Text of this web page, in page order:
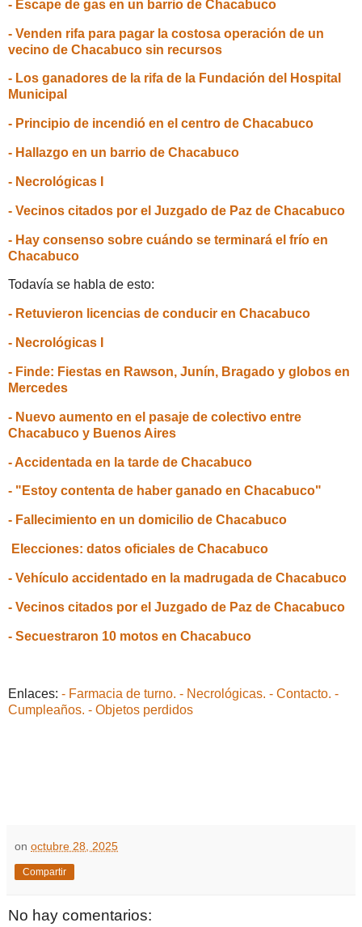
- Escape de gas en un barrio de Chacabuco
- Venden rifa para pagar la costosa operación de un
vecino de Chacabuco sin recursos
- Los ganadores de la rifa de la Fundación del Hospital
Municipal
- Principio de incendió en el centro de Chacabuco
- Hallazgo en un barrio de Chacabuco
- Necrológicas I
- Vecinos citados por el Juzgado de Paz de Chacabuco
- Hay consenso sobre cuándo se terminará el frío en
Chacabuco
Todavía se habla de esto:
- Retuvieron licencias de conducir en Chacabuco
- Necrológicas I
- Finde: Fiestas en Rawson, Junín, Bragado y globos en
Mercedes
- Nuevo aumento en el pasaje de colectivo entre
Chacabuco y Buenos Aires
- Accidentada en la tarde de Chacabuco
- "Estoy contenta de haber ganado en Chacabuco"
- Fallecimiento en un domicilio de Chacabuco
Elecciones: datos oficiales de Chacabuco
- Vehículo accidentado en la madrugada de Chacabuco
- Vecinos citados por el Juzgado de Paz de Chacabuco
- Secuestraron 10 motos en Chacabuco
Enlaces: - Farmacia de turno. - Necrológicas. - Contacto. -
Cumpleaños. - Objetos perdidos
on octubre 28, 2025
Compartir
No hay comentarios: